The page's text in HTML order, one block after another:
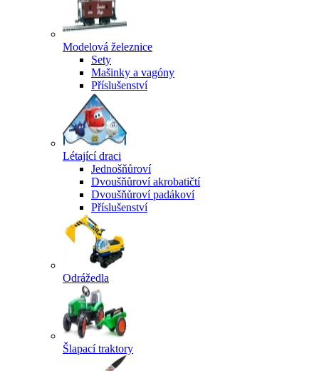
Modelová železnice
Sety
Mašinky a vagóny
Příslušenství
Létající draci
Jednošňůroví
Dvoušňůroví akrobatičtí
Dvoušňůroví padákoví
Příslušenství
Odrážedla
Šlapací traktory